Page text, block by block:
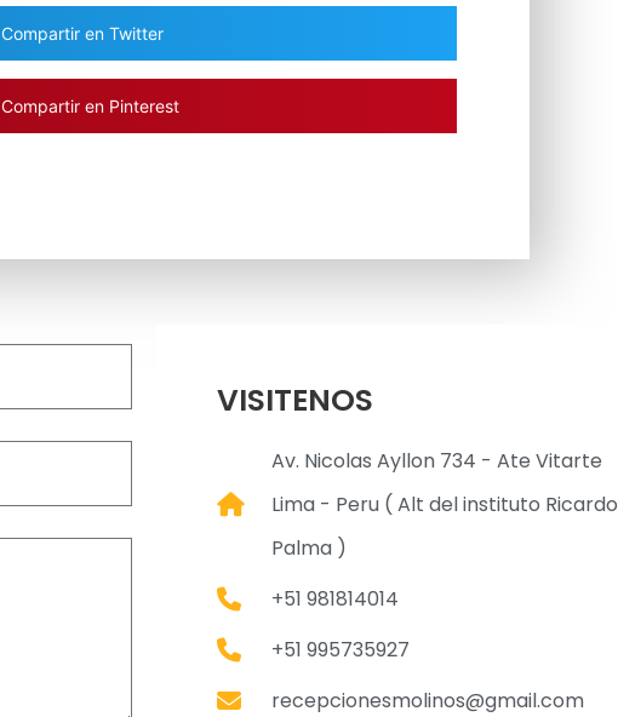
Compartir en Twitter
Compartir en Pinterest
VISITENOS
Av. Nicolas Ayllon 734 - Ate Vitarte
Lima - Peru ( Alt del instituto Ricardo
Palma )
+51 981814014
+51 995735927
recepcionesmolinos@gmail.com